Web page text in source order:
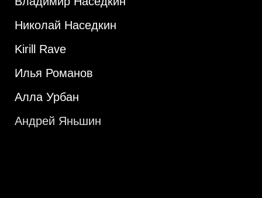
Николай Наседкин
Kirill Rave
Илья Романов
Алла Урбан
Андрей Яньшин